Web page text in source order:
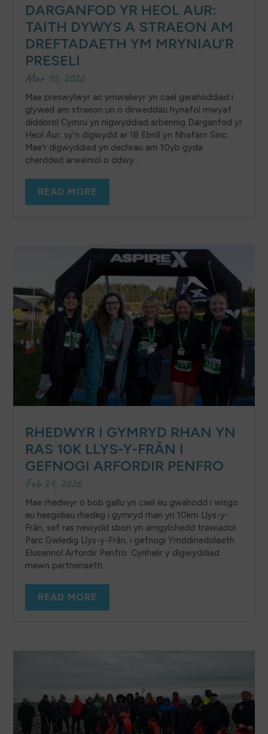
DARGANFOD YR HEOL AUR:
TAITH DYWYS A STRAEON AM
DREFTADAETH YM MRYNIAU’R
PRESELI
Mar 10, 2026
Mae preswylwyr ac ymwelwyr yn cael gwahoddiad i
glywed am straeon un o dirweddau hynafol mwyaf
diddorol Cymru yn nigwyddiad arbennig Darganfod yr
Heol Aur, sy’n digwydd ar 18 Ebrill yn Nhafarn Sinc.
Mae'r digwyddiad yn dechrau am 10yb gyda
cherdded arweiniol o ddwy...
READ MORE
RHEDWYR I GYMRYD RHAN YN
RAS 10K LLYS-Y-FRÂN I
GEFNOGI ARFORDIR PENFRO
Feb 24, 2026
Mae rhedwyr o bob gallu yn cael eu gwahodd i wisgo
eu hesgidiau rhedeg i gymryd rhan yn 10km Llys-y-
Frân, sef ras newydd sbon yn amgylchedd trawiadol
Parc Gwledig Llys-y-Frân, i gefnogi Ymddiriedolaeth
Elusennol Arfordir Penfro. Cynhelir y digwyddiad
mewn partneriaeth...
READ MORE